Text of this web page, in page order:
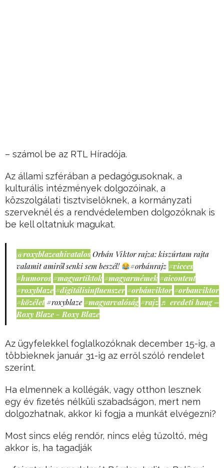
– számol be az RTL Híradója.
Az állami szférában a pedagógusoknak, a
kulturális intézmények dolgozóinak, a
közszolgálati tisztviselőknek, a kormányzati
szerveknél és a rendvédelemben dolgozóknak is
be kell oltatniuk magukat.
@roxyblazeahivatalos Orbán Viktor rajza: kiszúrtam rajta
valamit amiről senki sem beszél!
#orbánrajz #vicces
#humoros #magyartiktok #magyarmémek #aicontent
#roxyblaze #digitálisinfluenszer #orbánviktor #orbanviktor
#közélet #roxyblaze #magyarvalóság #rajz ♬ eredeti hang –
Roxy Blaze - Roxy Blaze
Az ügyfelekkel foglalkozóknak december 15-ig, a
többieknek január 31-ig az erről szóló rendelet
szerint.
Ha elmennek a kollégák, vagy otthon lesznek
egy év fizetés nélküli szabadságon, mert nem
dolgozhatnak, akkor ki fogja a munkát elvégezni?
Most sincs elég rendőr, nincs elég tűzoltó, még
akkor is, ha tagadják